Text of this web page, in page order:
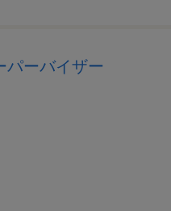
パーバイザー